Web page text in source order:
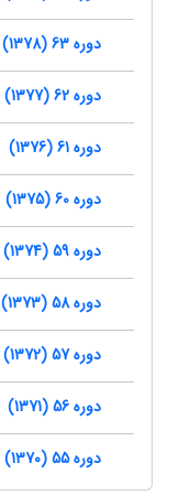
دوره 63 (1378)
دوره 62 (1377)
دوره 61 (1376)
دوره 60 (1375)
دوره 59 (1374)
دوره 58 (1373)
دوره 57 (1372)
دوره 56 (1371)
دوره 55 (1370)